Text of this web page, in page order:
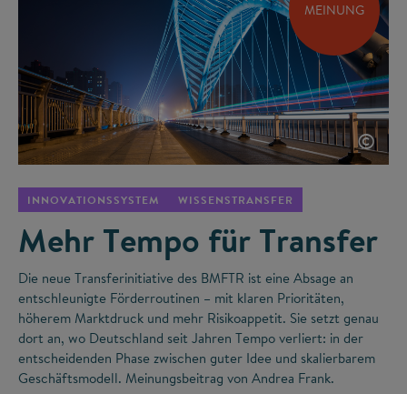
MEINUNG
©
INNOVATIONSSYSTEM WISSENSTRANSFER
Mehr Tempo für Transfer
Die neue Transferinitiative des BMFTR ist eine Absage an
entschleunigte Förderroutinen – mit klaren Prioritäten,
höherem Marktdruck und mehr Risikoappetit. Sie setzt genau
dort an, wo Deutschland seit Jahren Tempo verliert: in der
entscheidenden Phase zwischen guter Idee und skalierbarem
Geschäftsmodell. Meinungsbeitrag von Andrea Frank.